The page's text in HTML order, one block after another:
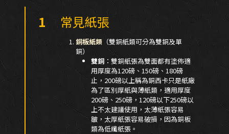
1 常見紙張
銅板紙類（雙銅紙類可分為雙銅及單
銅）
雙銅：雙銅紙張為雙面都有塗佈適
用厚度為120磅、150磅、180磅
止，200磅以上稱為銅西卡只是紙廠
為了區別厚紙與薄紙類，適用厚度
200磅、250磅，120磅以下250磅以
上不太建議使用，太薄紙張容易
皺，太厚紙張容易破損，因為銅板
類為低纖紙張。